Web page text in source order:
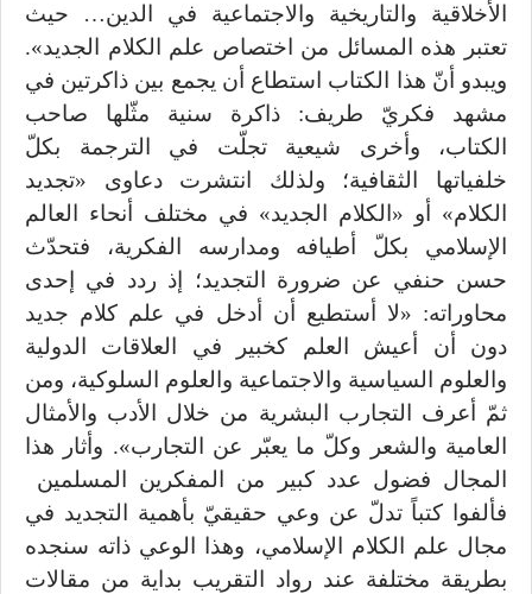
الأخلاقية والتاريخية والاجتماعية في الدين… حيث
تعتبر هذه المسائل من اختصاص علم الكلام الجديد».
ويبدو أنّ هذا الكتاب استطاع أن يجمع بين ذاكرتين في
مشهد فكريّ طريف: ذاكرة سنية مثّلها صاحب
الكتاب، وأخرى شيعية تجلّت في الترجمة بكلّ
خلفياتها الثقافية؛ ولذلك انتشرت دعاوى «تجديد
الكلام» أو «الكلام الجديد» في مختلف أنحاء العالم
الإسلامي بكلّ أطيافه ومدارسه الفكرية، فتحدّث
حسن حنفي عن ضرورة التجديد؛ إذ ردد في إحدى
محاوراته: «لا أستطيع أن أدخل في علم كلام جديد
دون أن أعيش العلم كخبير في العلاقات الدولية
والعلوم السياسية والاجتماعية والعلوم السلوكية، ومن
ثمّ أعرف التجارب البشرية من خلال الأدب والأمثال
العامية والشعر وكلّ ما يعبّر عن التجارب». وأثار هذا
المجال فضول عدد كبير من المفكرين المسلمين
فألفوا كتباً تدلّ عن وعي حقيقيّ بأهمية التجديد في
مجال علم الكلام الإسلامي، وهذا الوعي ذاته سنجده
بطريقة مختلفة عند رواد التقريب بداية من مقالات